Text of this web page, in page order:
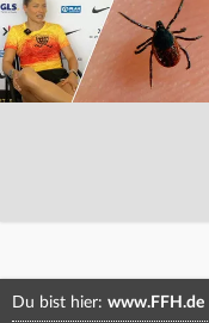
Du bist hier: www.FFH.de